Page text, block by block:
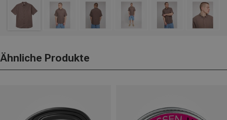
Ähnliche Produkte